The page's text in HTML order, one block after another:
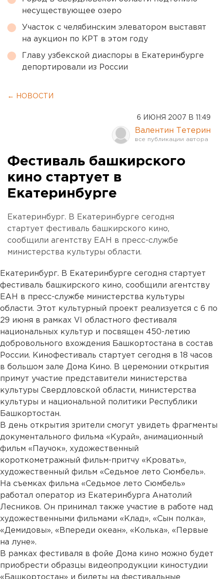
несуществующее озеро
Участок с челябинским элеватором выставят
на аукцион по КРТ в этом году
Главу узбекской диаспоры в Екатеринбурге
депортировали из России
← НОВОСТИ
6 ИЮНЯ 2007 В 11:49
Валентин Тетерин
Фестиваль башкирского
кино стартует в
Екатеринбурге
Екатеринбург. В Екатеринбурге сегодня
стартует фестиваль башкирского кино,
сообщили агентству ЕАН в пресс-службе
министерства культуры области.
Екатеринбург. В Екатеринбурге сегодня стартует
фестиваль башкирского кино, сообщили агентству
ЕАН в пресс-службе министерства культуры
области. Этот культурный проект реализуется с 6 по
29 июня в рамках VI областного фестиваля
национальных культур и посвящен 450-летию
добровольного вхождения Башкортостана в состав
России. Кинофестиваль стартует сегодня в 18 часов
в большом зале Дома Кино. В церемонии открытия
примут участие представители министерства
культуры Свердловской области, министерства
культуры и национальной политики Республики
Башкортостан.
В день открытия зрители смогут увидеть фрагменты
документального фильма «Курай», анимационный
фильм «Паучок», художественный
короткометражный фильм-притчу «Кровать»,
художественный фильм «Седьмое лето Сюмбель».
На съемках фильма «Седьмое лето Сюмбель»
работал оператор из Екатеринбурга Анатолий
Лесников. Он принимал также участие в работе над
художественными фильмами «Клад», «Сын полка»,
«Демидовы», «Впереди океан», «Колька», «Первые
на луне».
В рамках фестиваля в фойе Дома кино можно будет
приобрести образцы видеопродукции киностудии
«Башкортостан» и билеты на фестивальные